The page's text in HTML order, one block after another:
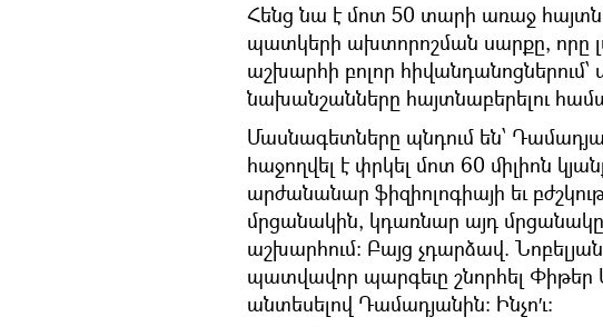
Հենց նա է մոտ 50 տարի առաջ
պատկերի ախտորոշման սարքը, որը
աշխարհի բոլոր հիվանդանոցներում՝
նախանշանները հայտնաբերելու
Մասնագետները պնդում են՝
հաջողվել է փրկել մոտ 60 միլիոն
արժանանար ֆիզիոլոգիայի եւ
մրցանակին, կդառնար այդ
աշխարհում։ Բայց չդարձավ.
պատվավոր պարգեւը շնորհել Փիթեր
անտեսելով Դամադյանին։ Ինչո′ւ։